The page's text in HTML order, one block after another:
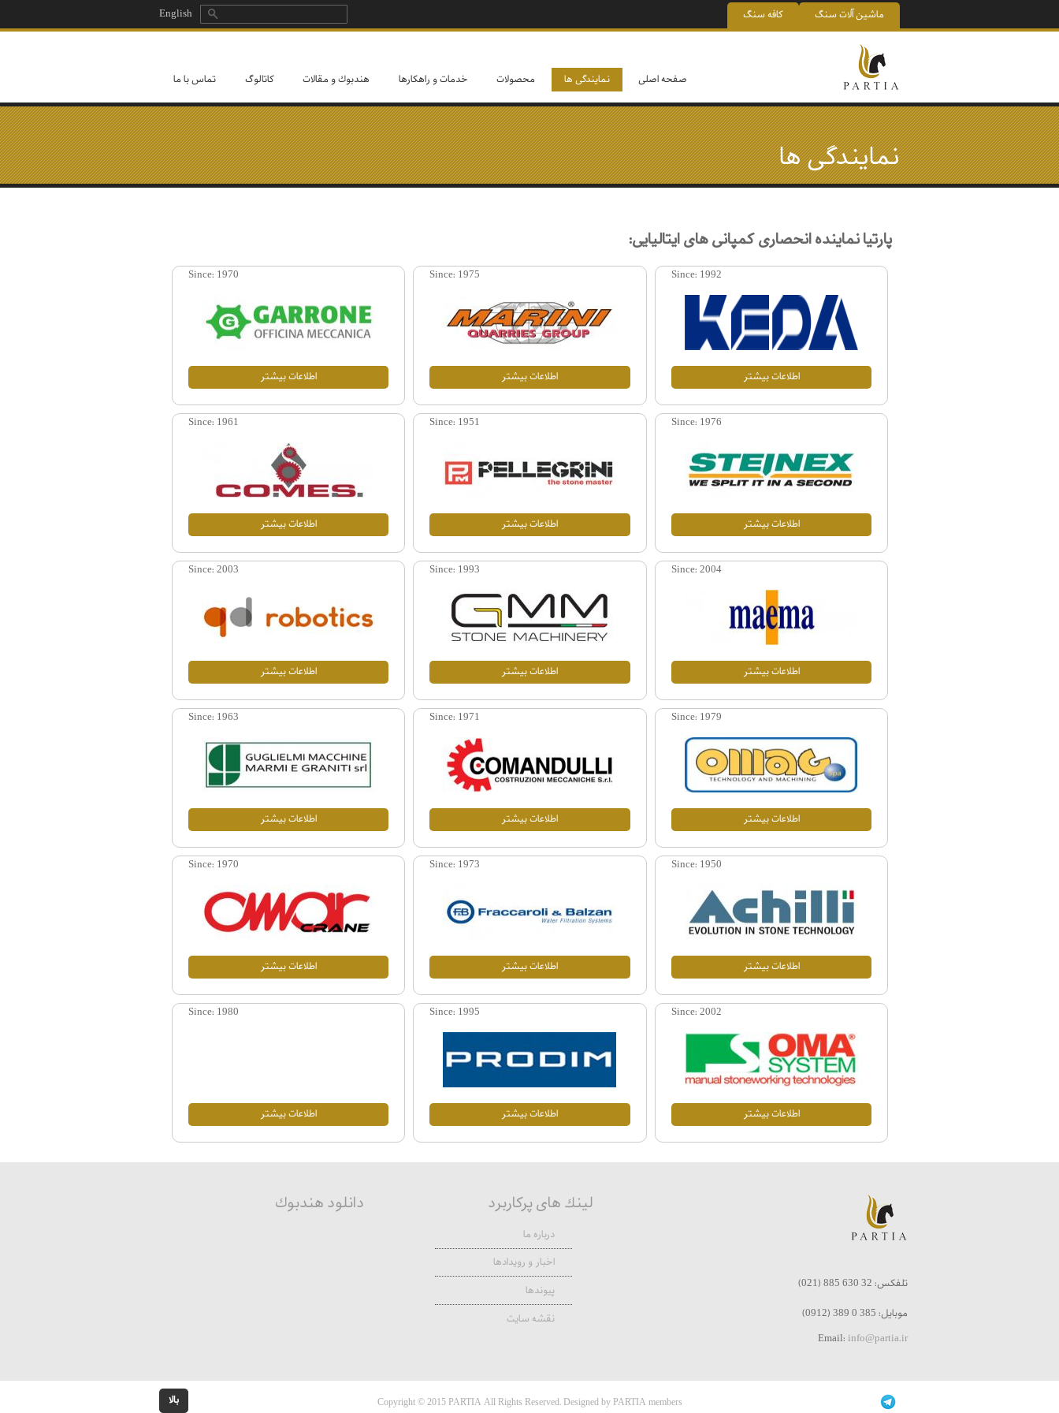
English
فرم جستجو
ماشین آلات سنگ کافه سنگ
صفحه اصلی نمايندگی ها محصولات خدمات و راهكارها هندبوك و مقالات كاتالوگ تماس با ما
نمايندگی ها
پارتیا نماینده انحصاری کمپانی های ايتاليايی:
Since: 1992
اطلاعات بيشتر
Since: 1975
اطلاعات بيشتر
Since: 1970
اطلاعات بيشتر
Since: 1976
اطلاعات بيشتر
Since: 1951
اطلاعات بيشتر
Since: 1961
اطلاعات بيشتر
Since: 2004
اطلاعات بيشتر
Since: 1993
اطلاعات بيشتر
Since: 2003
اطلاعات بيشتر
Since: 1979
اطلاعات بيشتر
Since: 1971
اطلاعات بيشتر
Since: 1963
اطلاعات بيشتر
Since: 1950
اطلاعات بيشتر
Since: 1973
اطلاعات بيشتر
Since: 1970
اطلاعات بيشتر
Since: 2002
اطلاعات بيشتر
Since: 1995
اطلاعات بيشتر
Since: 1980
اطلاعات بيشتر
تلفکس: 32 630 885 (021)
موبایل: 385 0 389 (0912)
Email: info@partia.ir
لينك های پركاربرد
درباره ما
اخبار و رويدادها
پيوندها
نقشه سايت
دانلود هندبوك
Copyright © 2015 PARTIA All Rights Reserved. Designed by PARTIA members بالا